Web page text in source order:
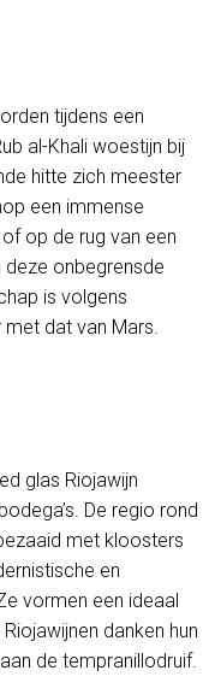
tijdens een
al-Khali woestijn bij
hitte zich meester
een immense
op de rug van een
onbegrensde
is volgens
dat van Mars.
glas Riojawijn
De regio rond
met kloosters
en
vormen een ideaal
danken hun
de tempranillodruif.